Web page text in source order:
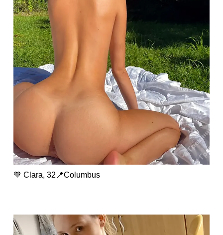
🧡 Clara, 32📍Columbus